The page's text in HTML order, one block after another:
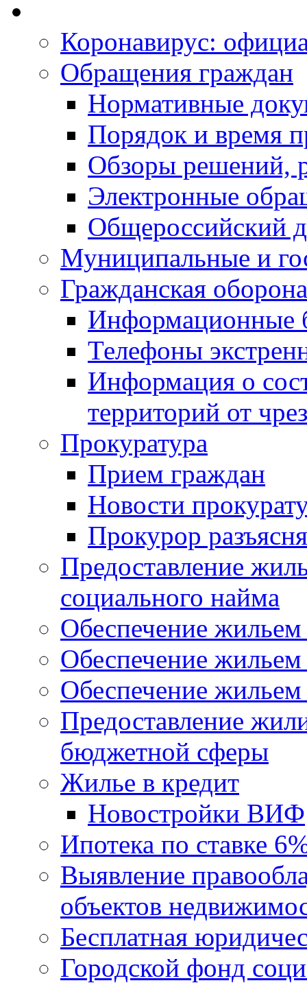
Коронавирус:
Обращения граждан
Нормативные
Порядок и время
Обзоры решений,
Электронные
Общероссийский
Муниципальные и
Гражданская
Информационные
Телефоны
Информация о
территорий от
Прокуратура
Прием граждан
Новости
Прокурор
Предоставление
социального найма
Обеспечение
Обеспечение
Обеспечение жильем
Предоставление
бюджетной сферы
Жилье в кредит
Новостройки ВИФ
Ипотека по ставке
Выявление
объектов
Бесплатная
Городской фонд